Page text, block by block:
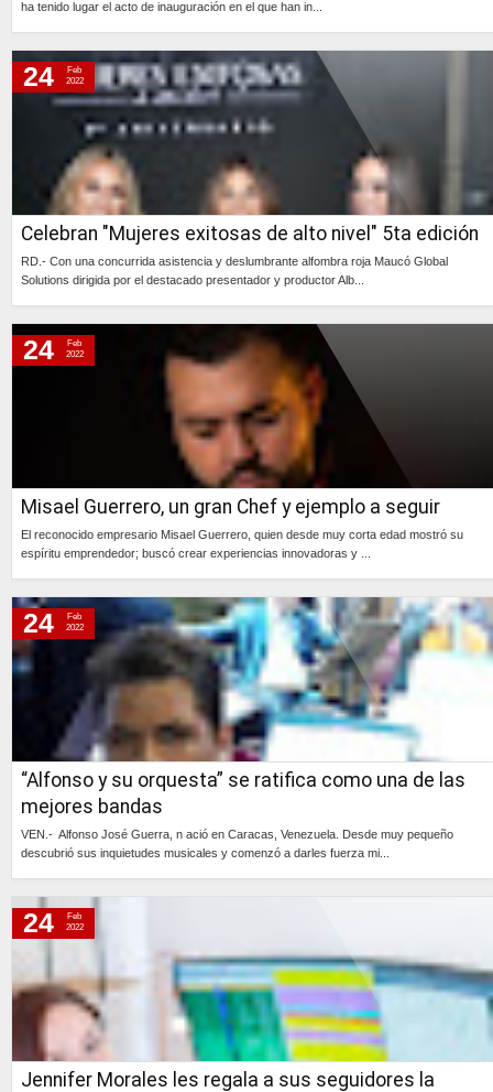
ha tenido lugar el acto de inauguración en el que han in...
Celebran "Mujeres exitosas de alto nivel" 5ta edición
RD.- Con una concurrida asistencia y deslumbrante alfombra roja Maucó Global
Solutions dirigida por el destacado presentador y productor Alb...
24
Feb
2022
Misael Guerrero, un gran Chef y ejemplo a seguir
El reconocido empresario Misael Guerrero, quien desde muy corta edad mostró su
espíritu emprendedor; buscó crear experiencias innovadoras y ...
24
Feb
2022
“Alfonso y su orquesta” se ratifica como una de las
mejores bandas
VEN.- Alfonso José Guerra, n ació en Caracas, Venezuela. Desde muy pequeño
descubrió sus inquietudes musicales y comenzó a darles fuerza mi...
24
Feb
2022
Jennifer Morales les regala a sus seguidores la
24
Feb
2022